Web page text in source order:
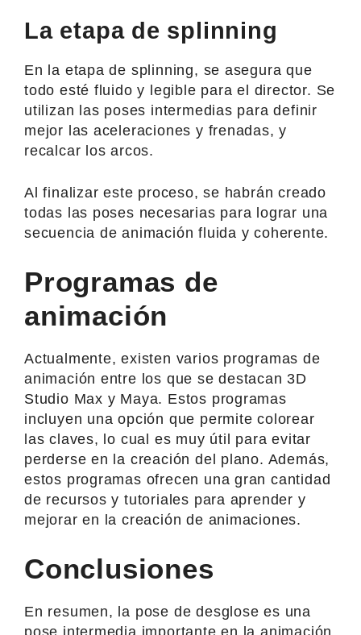
La etapa de splinning
En la etapa de splinning, se asegura que
todo esté fluido y legible para el director. Se
utilizan las poses intermedias para definir
mejor las aceleraciones y frenadas, y
recalcar los arcos.
Al finalizar este proceso, se habrán creado
todas las poses necesarias para lograr una
secuencia de animación fluida y coherente.
Programas de
animación
Actualmente, existen varios programas de
animación entre los que se destacan 3D
Studio Max y Maya. Estos programas
incluyen una opción que permite colorear
las claves, lo cual es muy útil para evitar
perderse en la creación del plano. Además,
estos programas ofrecen una gran cantidad
de recursos y tutoriales para aprender y
mejorar en la creación de animaciones.
Conclusiones
En resumen, la pose de desglose es una
pose intermedia importante en la animación